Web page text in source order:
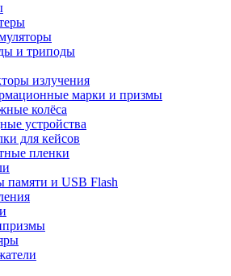
и триподы
излучения
марки и призмы
колёса
устройства
для кейсов
пленки
памяти и USB Flash